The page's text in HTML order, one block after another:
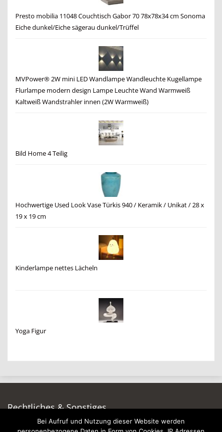
Presto mobilia 11048 Couchtisch Gabor 70 78x78x34 cm Sonoma
Eiche dunkel/Eiche sägerau dunkel/Trüffel
MVPower® 2W mini LED Wandlampe Wandleuchte Kugellampe
Flurlampe modern design Lampe Leuchte Wand Warmweiß
Kaltweiß Wandstrahler innen (2W Warmweiß)
Bild Home 4 Teilig
Hochwertige Used Look Vase Türkis 940 / Keramik / Unikat / 28 x
19 x 19 cm
Kinderlampe nettes Lächeln
Yoga Figur
Rechtliches & Sonstiges
Auf dieser Seite werben
Bei Aufruf und Nutzung dieser Website werden